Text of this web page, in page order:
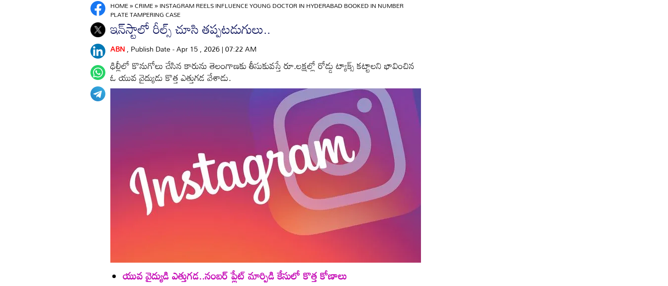
HOME»CRIME»INSTAGRAM REELS INFLUENCE YOUNG DOCTOR IN HYDERABAD BOOKED IN NUMBER
PLATE TAMPERING CASE
ఇన్‌స్టాలో రీల్స్‌ చూసి తప్పటడుగులు..
ABN, Publish Date - Apr 15 , 2026 | 07:22 AM
ఢిల్లీలో కొనుగోలు చేసిన కారును తెలంగాణకు తీసుకువస్తే రూ.లక్షల్లో రోడ్డు ట్యాక్స్‌ కట్టాలని భావించిన
ఓ యువ వైద్యుడు కొత్త ఎత్తుగడ వేశాడు.
యువ వైద్యుడి ఎత్తుగడ..నంబర్‌ ప్లేట్‌ మార్పిడి కేసులో కొత్త కోణాలు